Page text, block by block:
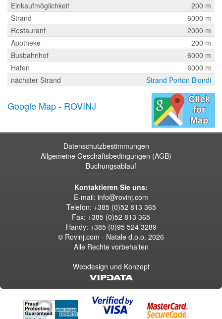
Einkaufmöglichkeit
200 m
Strand
6000 m
Restaurant
2000 m
Apotheke
200 m
Busbahnhof
6000 m
Hafen
6000 m
nächster Strand
Strand Porton Biondi
Google Map - ROVINJ
Datenschutzbestimmungen
Allgemeine Geschäftsbedingungen (AGB)
Buchungsablauf
Kontaktieren Sie uns:
E-mail: info@rovinj.com
Telefon: +385 (0)52 813 365
Fax: +385 (0)52 813 365
Handy: +385 (0)95 524 3289
© Rovinj.com - Natale d.o.o. 2026
Alle Rechte vorbehalten
Webdesign und Konzept